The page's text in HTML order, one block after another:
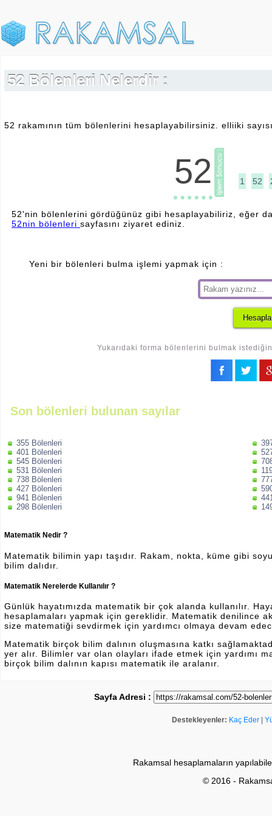
52 Bölenleri Nelerdir :
52 rakamının tüm bölenlerini hesaplayabilirsiniz. elliiki
52 1 52
52'nin bölenlerini gördüğünüz gibi hesaplayabiliriz, eğer
52nin bölenleri sayfasını ziyaret ediniz.
Yeni bir bölenleri bulma işlemi yapmak için :
Yukarıdaki forma bölenlerini bulmak
Son bölenleri bulunan sayılar
355 Bölenleri
401 Bölenleri
545 Bölenleri
531 Bölenleri
738 Bölenleri
427 Bölenleri
941 Bölenleri
298 Bölenleri
Matematik Nedir ?
Matematik bilimin yapı taşıdır. Rakam, nokta, küme gibi
bilim dalıdır.
Matematik Nerelerde Kullanılır ?
Günlük hayatımızda matematik bir çok alanda kullanılır.
hesaplamaları yapmak için gereklidir. Matematik denilince
size matematiği sevdirmek için yardımcı olmaya devam
Matematik birçok bilim dalının oluşmasına katkı
yer alır. Bilimler var olan olayları ifade etmek için yardımı
birçok bilim dalının kapısı matematik ile aralanır.
Sayfa Adresi :
Destekleyenler: Kaç Eder
Rakamsal hesaplamaların
© 2016 -